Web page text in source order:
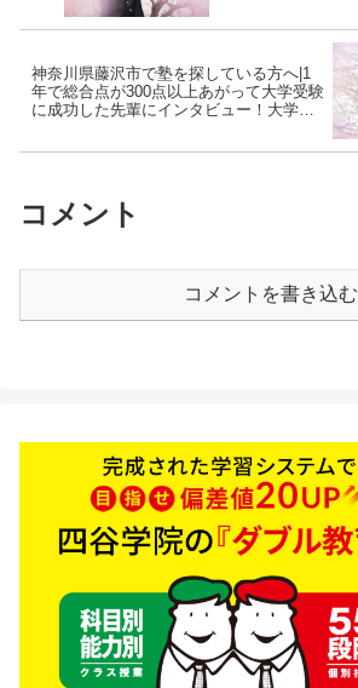
神奈川県藤沢市で塾を探している方へ|1
年で総合点が300点以上あがって大学受験
に成功した先輩にインタビュー！大学受
コメント
コメントを書き込む